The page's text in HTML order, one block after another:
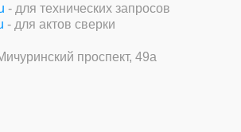
- для технических запросов
- для актов сверки
проспект, 49а